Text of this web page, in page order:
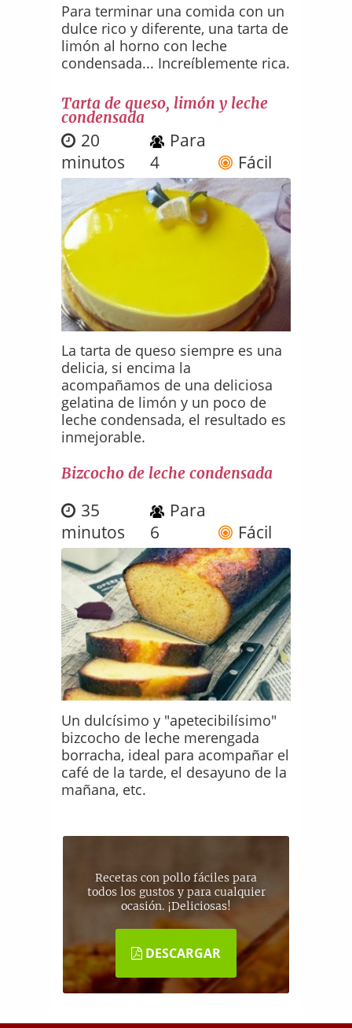
Para terminar una comida con un
dulce rico y diferente, una tarta de
limón al horno con leche
condensada... Increíblemente rica.
Tarta de queso, limón y leche
condensada
20
minutos
Para
4
Fácil
La tarta de queso siempre es una
delicia, si encima la
acompañamos de una deliciosa
gelatina de limón y un poco de
leche condensada, el resultado es
inmejorable.
Bizcocho de leche condensada
35
minutos
Para
6
Fácil
Un dulcísimo y "apetecibilísimo"
bizcocho de leche merengada
borracha, ideal para acompañar el
café de la tarde, el desayuno de la
mañana, etc.
Recetas con pollo fáciles para
todos los gustos y para cualquier
ocasión. ¡Deliciosas!
DESCARGAR